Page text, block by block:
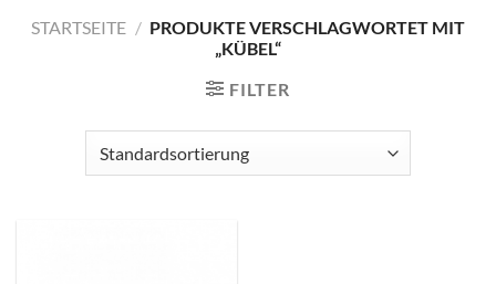
STARTSEITE / PRODUKTE VERSCHLAGWORTET MIT
„KÜBEL“
FILTER